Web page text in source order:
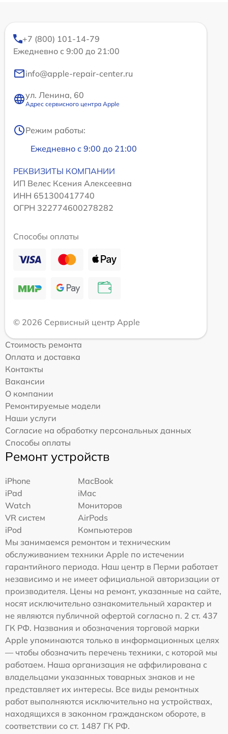
+7 (800) 101-14-79
Ежедневно с 9:00 до 21:00
info@apple-repair-center.ru
ул. Ленина, 60
Адрес сервисного центра Apple
Режим работы:
Ежедневно с 9:00 до 21:00
РЕКВИЗИТЫ КОМПАНИИ
ИП Велес Ксения Алексеевна
ИНН 651300417740
ОГРН 322774600278282
Способы оплаты
© 2026 Сервисный центр Apple
Стоимость ремонта
Оплата и доставка
Контакты
Вакансии
О компании
Ремонтируемые модели
Наши услуги
Согласие на обработку персональных данных
Способы оплаты
Ремонт устройств
iPhone
MacBook
iPad
iMac
Watch
Мониторов
VR систем
AirPods
iPod
Компьютеров
Мы занимаемся ремонтом и техническим
обслуживанием техники Apple по истечении
гарантийного периода. Наш центр в Перми работает
независимо и не имеет официальной авторизации от
производителя. Цены на ремонт, указанные на сайте,
носят исключительно ознакомительный характер и
не являются публичной офертой согласно п. 2 ст. 437
ГК РФ. Названия и обозначения торговой марки
Apple упоминаются только в информационных целях
— чтобы обозначить перечень техники, с которой мы
работаем. Наша организация не аффилирована с
владельцами указанных товарных знаков и не
представляет их интересы. Все виды ремонтных
работ выполняются исключительно на устройствах,
находящихся в законном гражданском обороте, в
соответствии со ст. 1487 ГК РФ.